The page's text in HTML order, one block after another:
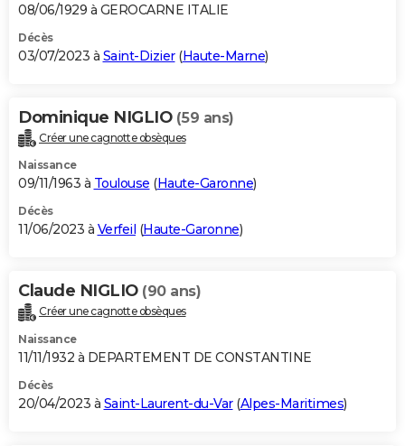
08/06/1929 à GEROCARNE ITALIE
Décès
03/07/2023 à Saint-Dizier(Haute-Marne)
Dominique NIGLIO (59 ans)
Créer une cagnotte obsèques
Naissance
09/11/1963 à Toulouse (Haute-Garonne)
Décès
11/06/2023 à Verfeil (Haute-Garonne)
Claude NIGLIO (90 ans)
Créer une cagnotte obsèques
Naissance
11/11/1932 à DEPARTEMENT DE CONSTANTINE
Décès
20/04/2023 à Saint-Laurent-du-Var(Alpes-Maritimes)